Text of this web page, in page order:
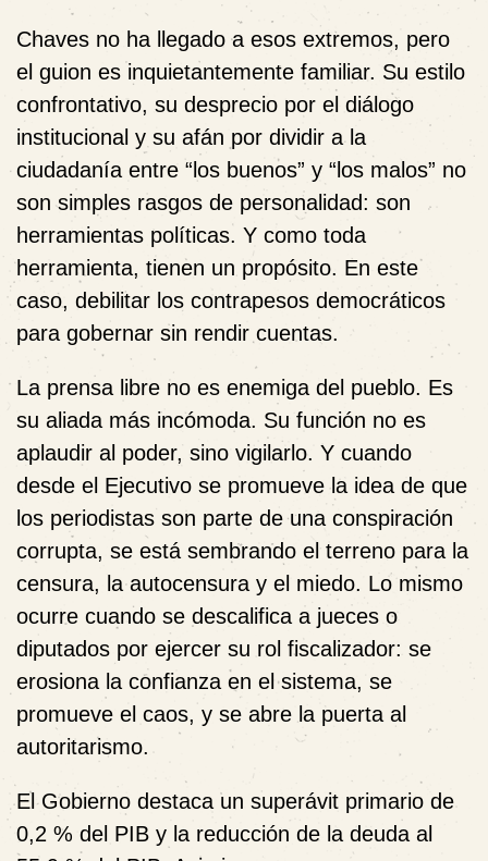
Chaves no ha llegado a esos extremos, pero
el guion es inquietantemente familiar. Su estilo
confrontativo, su desprecio por el diálogo
institucional y su afán por dividir a la
ciudadanía entre “los buenos” y “los malos” no
son simples rasgos de personalidad: son
herramientas políticas. Y como toda
herramienta, tienen un propósito. En este
caso, debilitar los contrapesos democráticos
para gobernar sin rendir cuentas.
La prensa libre no es enemiga del pueblo. Es
su aliada más incómoda. Su función no es
aplaudir al poder, sino vigilarlo. Y cuando
desde el Ejecutivo se promueve la idea de que
los periodistas son parte de una conspiración
corrupta, se está sembrando el terreno para la
censura, la autocensura y el miedo. Lo mismo
ocurre cuando se descalifica a jueces o
diputados por ejercer su rol fiscalizador: se
erosiona la confianza en el sistema, se
promueve el caos, y se abre la puerta al
autoritarismo.
El Gobierno destaca un superávit primario de
0,2 % del PIB y la reducción de la deuda al